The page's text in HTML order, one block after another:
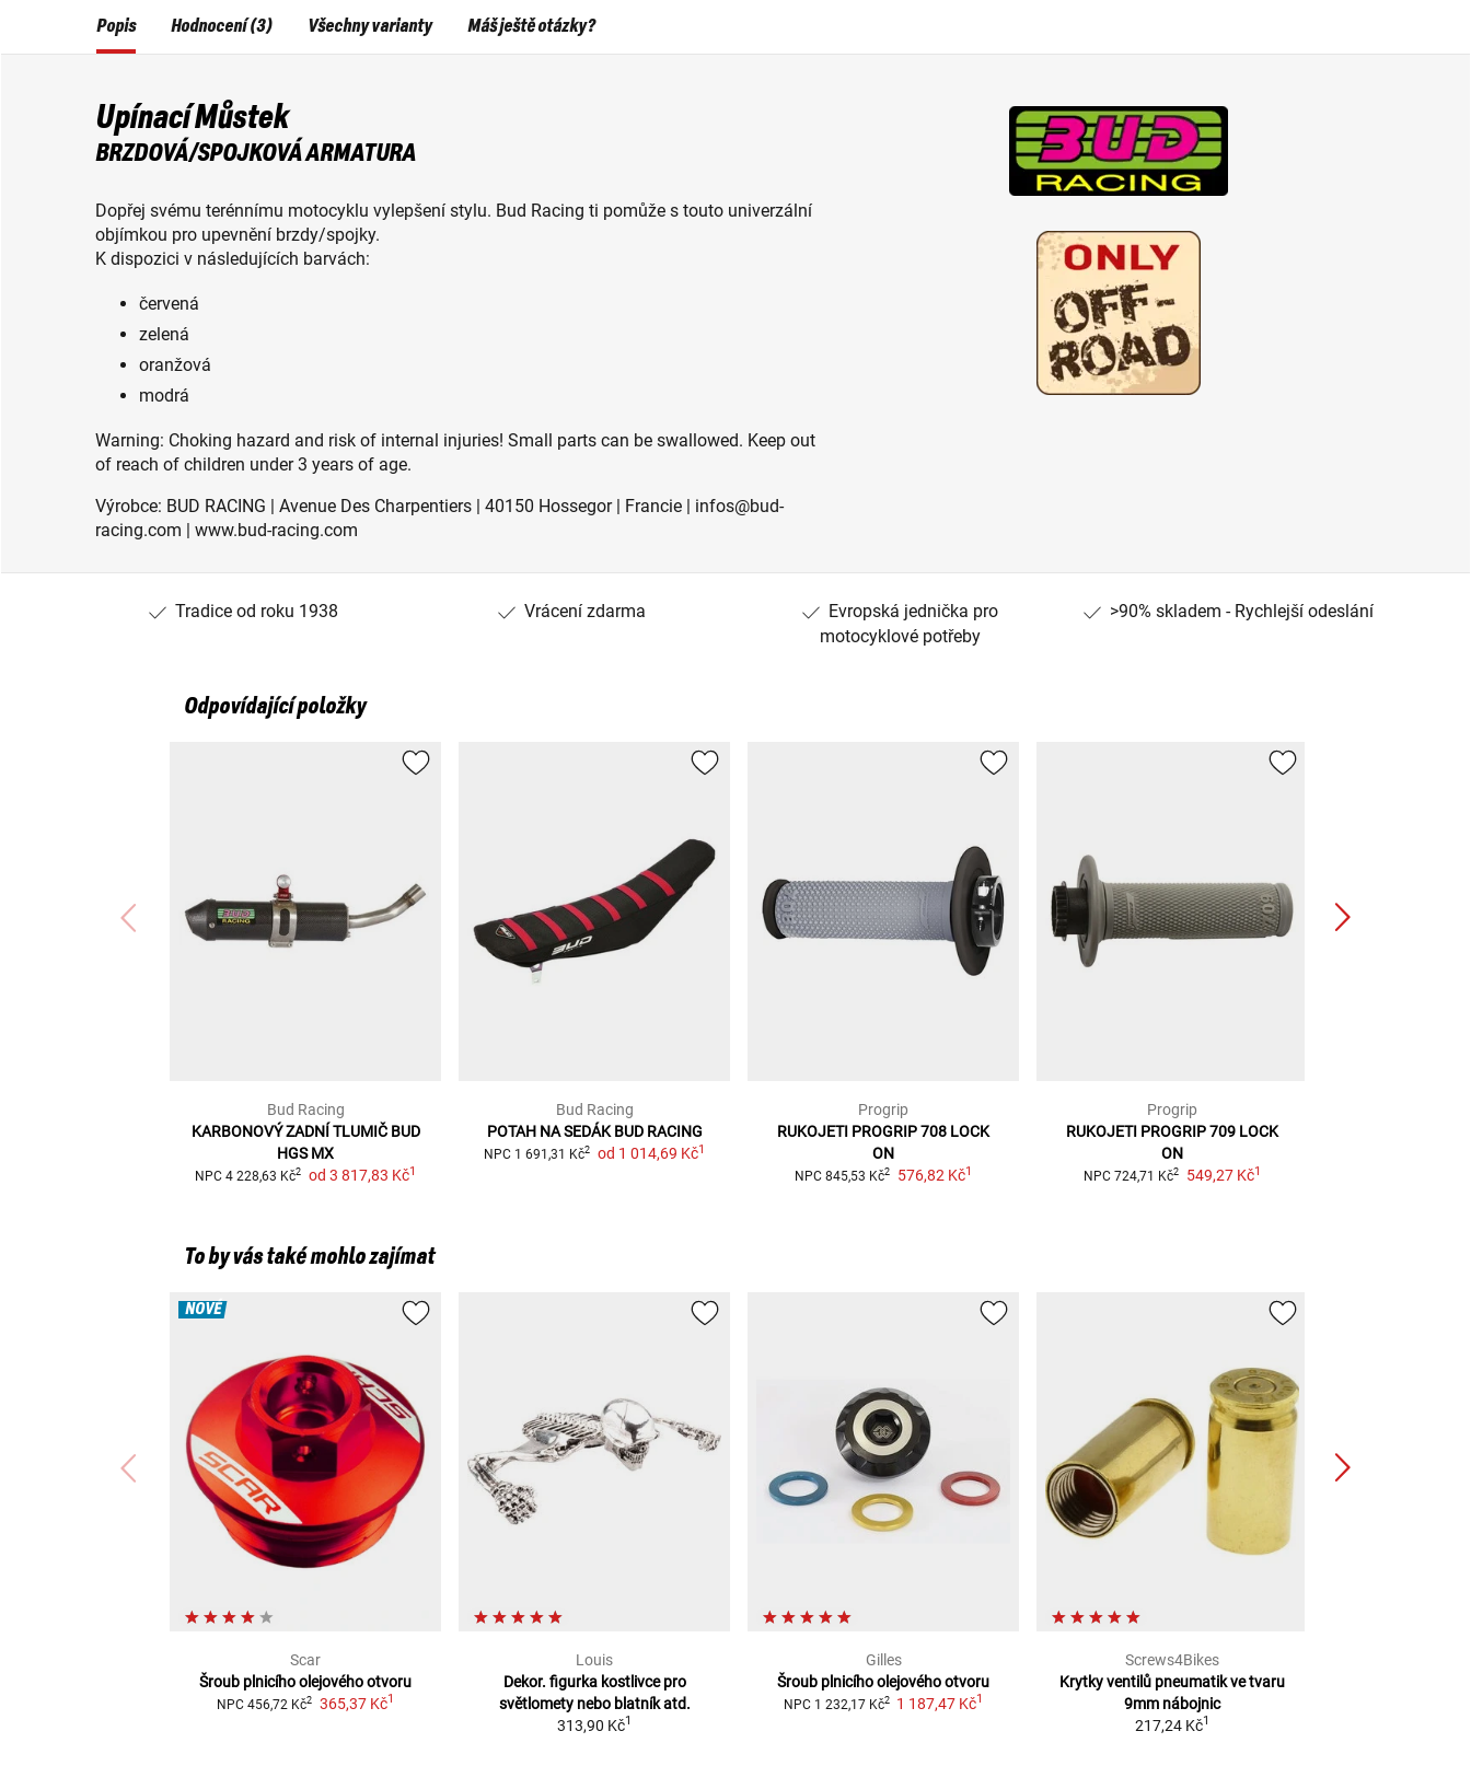
Popis
Upínací Můstek
BRZDOVÁ/SPOJKOVÁ ARMATURA
Dopřej svému terénnímu motocyklu vylepšení stylu. Bud Racing ti pomůže s touto univerzální
objímkou pro upevnění brzdy/spojky.
K dispozici v následujících barvách:
červená
zelená
oranžová
modrá
Warning: Choking hazard and risk of internal injuries! Small parts can be swallowed. Keep out
of reach of children under 3 years of age.
Výrobce: BUD RACING | Avenue Des Charpentiers | 40150 Hossegor | Francie | infos@bud-
racing.com | www.bud-racing.com
Hodnocení (3) Všechny varianty Máš ještě otázky?
Tradice od roku 1938 Vrácení zdarma
Evropská jednička pro
motocyklové potřeby
>90% skladem - Rychlejší odeslání
Odpovídající položky
Bud Racing
KARBONOVÝ ZADNÍ TLUMIČ BUD
HGS MX
NPC 4 228,63 Kč2 od 3 817,83 Kč1
Bud Racing
POTAH NA SEDÁK BUD RACING
NPC 1 691,31 Kč2 od 1 014,69 Kč1
Progrip
RUKOJETI PROGRIP 708 LOCK
ON
NPC 845,53 Kč2 576,82 Kč1
Progrip
RUKOJETI PROGRIP 709 LOCK
ON
NPC 724,71 Kč2 549,27 Kč1
To by vás také mohlo zajímat
NOVÉ
Scar
Šroub plnicího olejového otvoru
NPC 456,72 Kč2 365,37 Kč1
Louis
Dekor. figurka kostlivce pro
světlomety nebo blatník atd.
313,90 Kč1
Gilles
Šroub plnicího olejového otvoru
NPC 1 232,17 Kč2 1 187,47 Kč1
Screws4Bikes
Krytky ventilů pneumatik ve tvaru
9mm nábojnic
217,24 Kč1